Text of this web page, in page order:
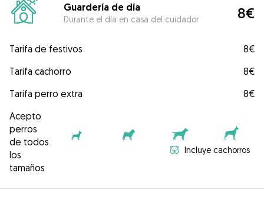
Guardería de día
Durante el día en casa del cuidador 8€
Tarifa de festivos
8€
Tarifa cachorro
8€
Tarifa perro extra
8€
Acepto
perros
de todos
los
tamaños
Incluye cachorros